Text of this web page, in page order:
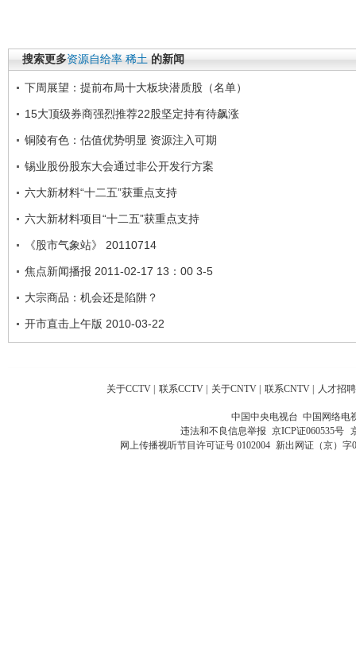
搜索更多资源自给率 稀土 的新闻
下周展望：提前布局十大板块潜质股（名单）
15大顶级券商强烈推荐22股坚定持有待飙涨
铜陵有色：估值优势明显 资源注入可期
锡业股份股东大会通过非公开发行方案
六大新材料“十二五”获重点支持
六大新材料项目“十二五”获重点支持
《股市气象站》 20110714
焦点新闻播报 2011-02-17 13：00 3-5
大宗商品：机会还是陷阱？
开市直击上午版 2010-03-22
关于CCTV | 联系CCTV | 关于CNTV | 联系CNTV | 人才招聘
中国中央电视台 中国网络电
违法和不良信息举报 京ICP证060535号
网上传播视听节目许可证号 0102004 新出网证（京）